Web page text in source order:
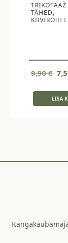
TÄHED,
9,90€
oli:
LISA